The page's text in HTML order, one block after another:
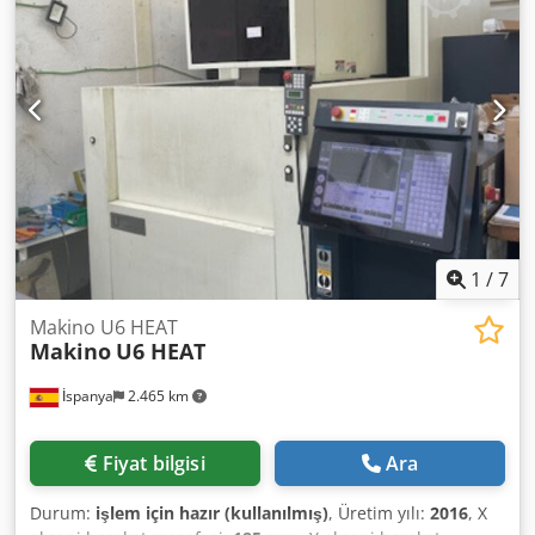
mm ve Z'de 250 mm hareket yollarına, 500 × 350 mm'lik bir
tabla boyutuna sahiptir ve maksimum 500 kg iş parçası
ağırlığını kaldırabilir. Bu Makino EDNC 30 kalıp oyma EDM
makinesini satın alma fırsatını değerlendirin. Bu makine
hakkında daha fazla bilgi için bizimle iletişime geçin.
Makine Avantajları Teknik Makine Avantajları • Toplam
alan: genişlik 3000 mm, y 2800 mm • Güç: 12 kva, 400 v, 12
a Dcsdpfox U U Huex Ah Esk • Masa boyutu: 500 mm x 350
mm • Alet pozisyonları: 8 • Bu makine ile edm parlatma
mümkündür. Ekstra Bilgi Bu makine ile EDM parlatma
mümkündürArızalı devre kartı (makine çalışmıyor)
Dimensions Machine Depth 2000 mm
1 /7
İspanya 2.465 km
Makino U6 HEAT
Makino U6 HEAT
Fiyat bilgisi Ara
Durum: işlem için hazır (kullanılmış), Üretim yılı: 2016, X